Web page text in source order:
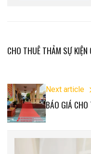
CHO THUÊ THẢM SỰ
Next article
BÁO GIÁ